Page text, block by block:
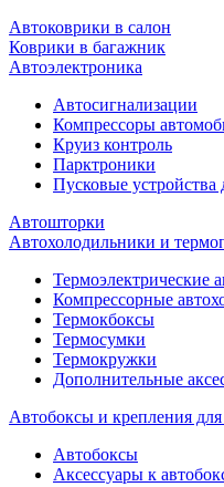
Автоковрики в салон
Коврики в багажник
Автоэлектроника
Автосигнализации
Компрессоры
Круиз контроль
Парктроники
Пусковые устройства
Автошторки
Автохолодильники и
Термоэлектрические
Компрессорные
Термокбоксы
Термосумки
Термокружки
Дополнительные
Автобоксы и крепления
Автобоксы
Аксессуары к